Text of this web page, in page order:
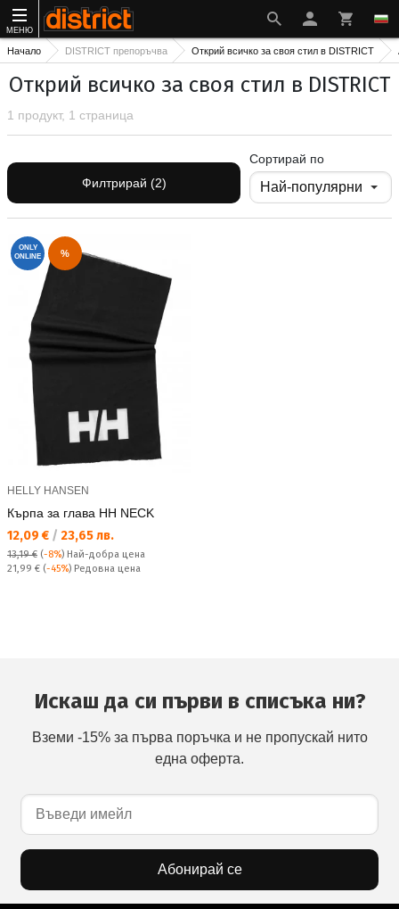
МЕНЮ
Начало DISTRICT препоръчва Открий всичко за своя стил в DISTRICT
Открий всичко за своя стил в DISTRICT
1 продукт, 1 страница
Филтрирай (2)
Сортирай по
ONLY
ONLINE
%
HELLY HANSEN
Кърпа за глава HH NECK
Текуща цена:
12,09 € / 23,65 лв.
13,19 € (-8%) Най-добра цена
Редовна цена:
21,99 € (-45%) Редовна цена
Искаш да си първи в списъка ни?
Вземи -15% за първа поръчка и не пропускай нито
една оферта.
Абонирай се